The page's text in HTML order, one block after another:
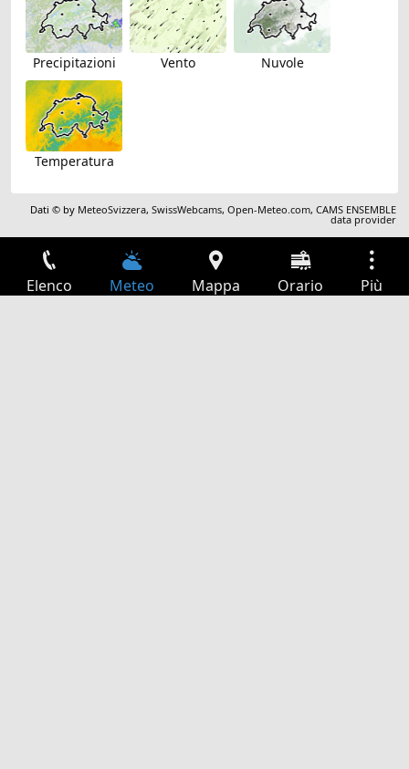
Precipitazioni Vento Nuvole
Temperatura
Dati © by MeteoSvizzera,SwissWebcams,Open-Meteo.com,CAMS ENSEMBLE
data provider
Elenco Meteo Mappa Orario Più